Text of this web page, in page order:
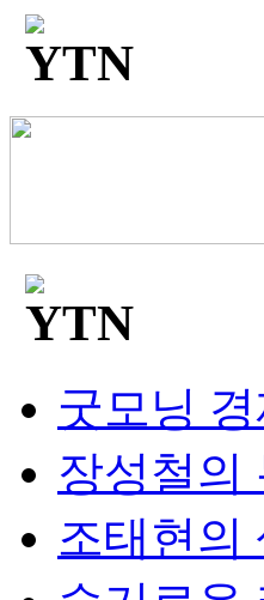
굿모닝
장성철의
조태현의